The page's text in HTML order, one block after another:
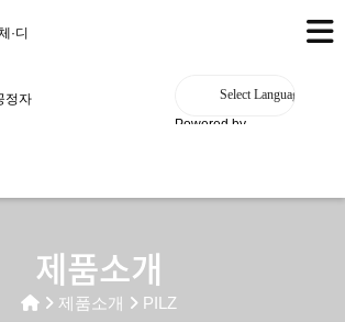
Powered by
제품소개
제품소개 PILZ